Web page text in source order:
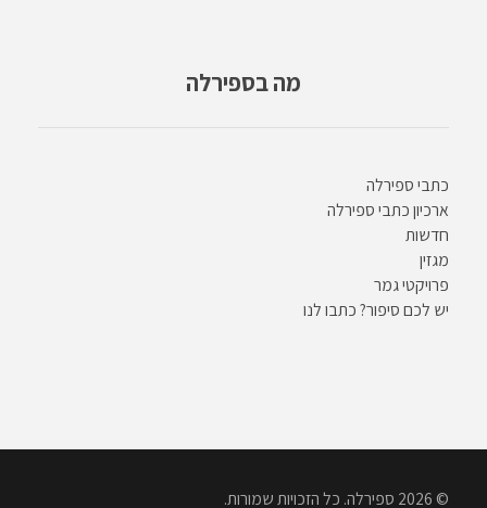
מה בספירלה
כתבי ספירלה
ארכיון כתבי ספירלה
חדשות
מגזין
פרויקטי גמר
יש לכם סיפור? כתבו לנו
© 2026 ספירלה. כל הזכויות שמורות.